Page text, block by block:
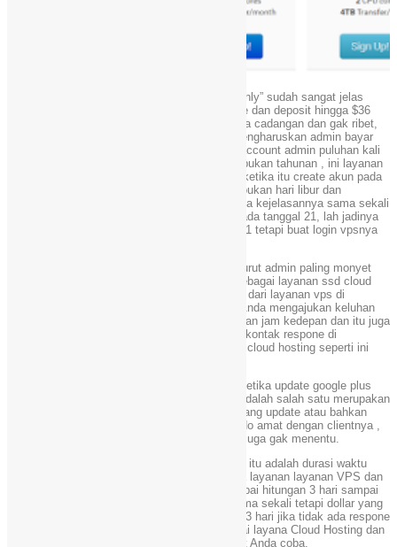
1. Pertama Saya mencoba yang “Paying Monthly” sudah sangat jelas
berarti itu bayar bulanan , dan setelah di create dan deposit hingga $36
tujuannya biar perpanjangan kedepannya punya cadangan dan gak ribet,
setelah beli bayar bulanan ternyata mereka mengharuskan admin bayar
untuk setahun, setelah admin cek kembali di account admin puluhan kali
kalau admin hanya mengambil bayar bulanan bukan tahunan , ini layanan
vps paling monyet monyetan di seluruh dunia ketika itu create akun pada
21 2020 jelas sekali itu adalah hari senin dan bukan hari libur dan
sekarang sudah jatuh tanggal 24 2020 tidak ada kejelasannya sama sekali
padahal akun pembelian vps sudah berjalan pada tanggal 21, lah jadinya
gimana akun vps sudah dihitung dari tanggal 21 tetapi buat login vpsnya
2. Respon Contact dari admin chunkhost menurut admin paling monyet
monyetan , ya mereka tidak layak dianggap sebagai layanan ssd cloud
hosting , kalau dipikir pikir justru lebih respone dari layanan vps di
indonesia, coba Anda bisa Anda coba sendiri Anda mengajukan keluhan
jam ini , pasti balasannya esok hari atau puluhan jam kedepan dan itu juga
di balas bukan memberikan solusi, sepertinya kontak respone di
chunkhost ini diatur system, patutnya layanan cloud hosting seperti ini
3. Blog chuckhost sudah lama tidak update , ketika update google plus
saja itu terjadi pada tahun 2013 silam dan ini adalah salah satu merupakan
kecurigaan juga ternyata chunkhost sangat jarang update atau bahkan
pemiliknya hanya terima uang transfer dan bodo amat dengan clientnya ,
sudah respone kontaknya lambat jawabannya juga gak menentu.
4. Jadi pada intinya durasi waktu 21 – 24 2020 itu adalah durasi waktu
hidup bukan durasi waktu liburan dan biasanya layanan layanan VPS dan
hosting maupun tempat beli domain tidak sampai hitungan 3 hari sampai
diturunkannya tulisan ini tidak ada respone sama sekali tetapi dollar yang
admin masukan sudah dipotong, jelas selama 3 hari jika tidak ada respone
sama sekali admin katakan Chunkhost sebagai layana Cloud Hosting dan
SSD VPS Server paling buruk yang tidak patut Anda coba.